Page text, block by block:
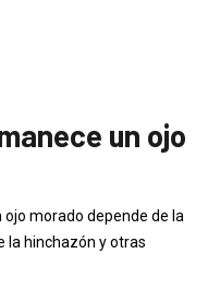
un ojo
morado depende de la
la hinchazón y otras